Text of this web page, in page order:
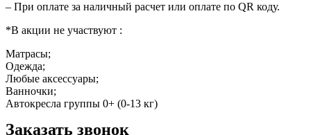
– При оплате за наличный расчет или оплате по QR коду.
*В акции не участвуют :
Матрасы;
Одежда;
Любые аксессуары;
Ванночки;
Автокресла группы 0+ (0-13 кг)
Заказать звонок